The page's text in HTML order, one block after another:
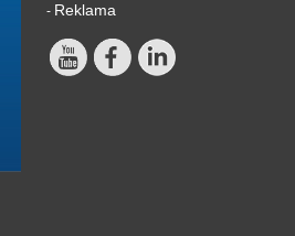
- Reklama